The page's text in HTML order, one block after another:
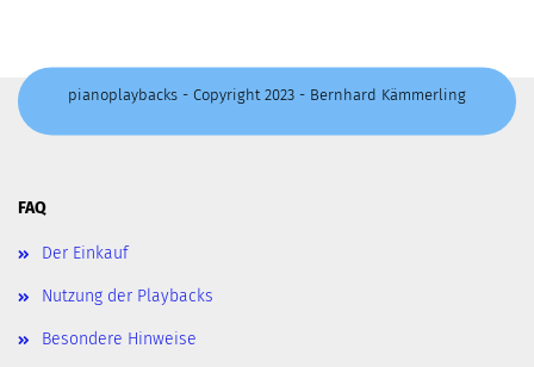
pianoplaybacks - Copyright 2023 - Bernhard Kämmerling
FAQ
Der Einkauf
Nutzung der Playbacks
Besondere Hinweise